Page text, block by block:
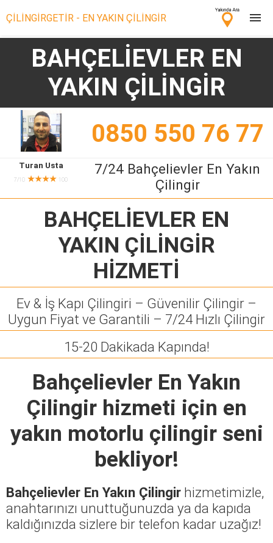
ÇİLİNGİRGETİR - EN YAKIN ÇİLİNGİR
Çilingir Ara
Çilingir misin? Bize Katıl!
BAHÇELİEVLER EN
YAKIN ÇİLİNGİR
0850 550 76 77
Turan Usta
7/10 ★★★★ 100
7/24 Bahçelievler En Yakın
Çilingir
BAHÇELİEVLER EN
YAKIN ÇİLİNGİR
HİZMETİ
Ev & İş Kapı Çilingiri – Güvenilir Çilingir –
Uygun Fiyat ve Garantili – 7/24 Hızlı Çilingir
15-20 Dakikada Kapında!
Bahçelievler En Yakın
Çilingirhizmeti için en
yakın motorlu çilingir seni
bekliyor!
Bahçelievler En Yakın Çilingir hizmetimizle,
anahtarınızı unuttuğunuzda ya da kapıda
kaldığınızda sizlere bir telefon kadar uzağız!